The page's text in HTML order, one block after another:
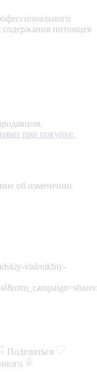
питомцев
при покупке.
об изменении
visloukhiy-
Поделиться